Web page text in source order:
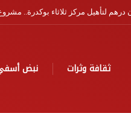
البحري بآسفي تفتح باب التسجيل
ثقافة وثرات نبض